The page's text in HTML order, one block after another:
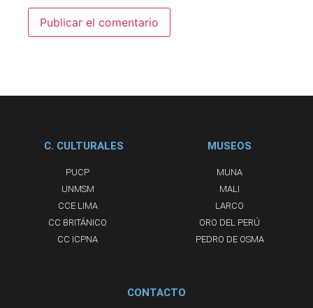
C. CULTURALES
PUCP
UNMSM
CCE LIMA
CC BRITÁNICO
CC ICPNA
MUSEOS
MUNA
MALI
LARCO
ORO DEL PERÚ
PEDRO DE OSMA
CONTACTO